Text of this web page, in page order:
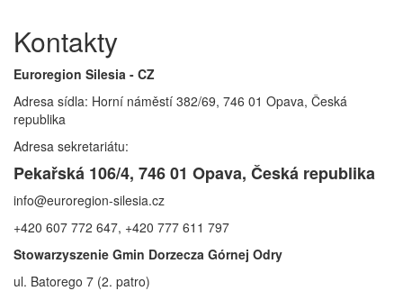
Kontakty
Euroregion Silesia - CZ
Adresa sídla: Horní náměstí 382/69, 746 01 Opava, Česká
republika
Adresa sekretariátu:
Pekařská 106/4, 746 01 Opava, Česká republika
info@euroregion-silesia.cz
+420 607 772 647, +420 777 611 797
Stowarzyszenie Gmin Dorzecza Górnej Odry
ul. Batorego 7 (2. patro)